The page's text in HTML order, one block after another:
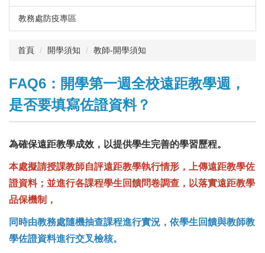
教務處防疫專區
首頁 開學須知 教師-開學須知
FAQ6：開學第一週全校遠距教學週，
是否要填寫佐證資料？
為確保遠距教學成效，以提供學生完善的學習歷程。
本處擬請授課教師自評遠距教學執行情形，上傳遠距教學佐
證資料；並進行各課程學生回饋問卷調查，以落實遠距教學
品保機制，
同時由教務處隨機抽查課程進行實況，依學生回饋與教師教
學佐證資料進行交叉檢核。